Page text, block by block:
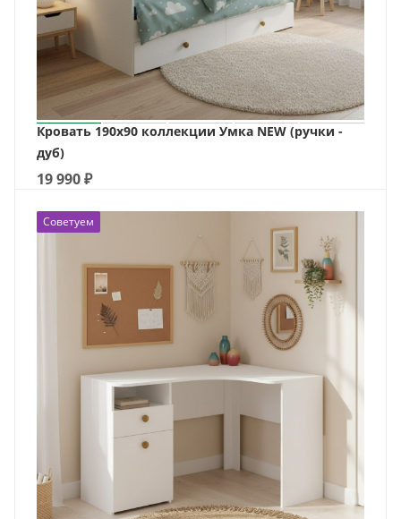
Кровать 190х90 коллекции Умка NEW (ручки -
дуб)
19 990₽
Советуем